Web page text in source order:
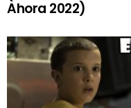
Ahora 2022)